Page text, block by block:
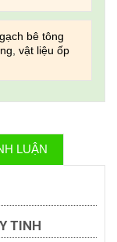
gạch bê tông
vật liệu ốp
LUẬN
TINH